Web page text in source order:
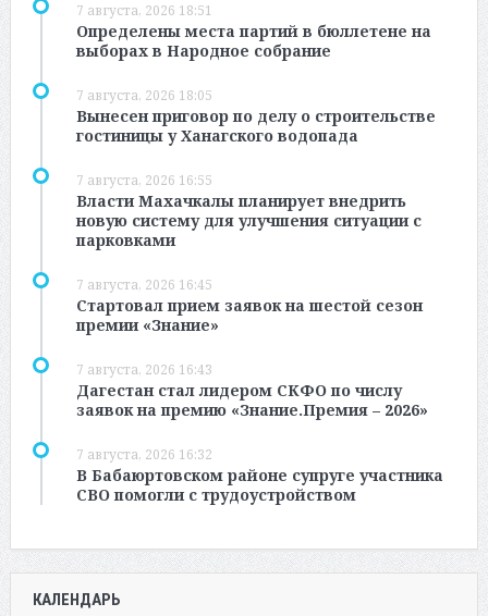
7 августа, 2026 18:51
Определены места партий в бюллетене на
выборах в Народное собрание
7 августа, 2026 18:05
Вынесен приговор по делу о строительстве
гостиницы у Ханагского водопада
7 августа, 2026 16:55
Власти Махачкалы планирует внедрить
новую систему для улучшения ситуации с
парковками
7 августа, 2026 16:45
Стартовал прием заявок на шестой сезон
премии «Знание»
7 августа, 2026 16:43
Дагестан стал лидером СКФО по числу
заявок на премию «Знание.Премия – 2026»
7 августа, 2026 16:32
В Бабаюртовском районе супруге участника
СВО помогли с трудоустройством
КАЛЕНДАРЬ